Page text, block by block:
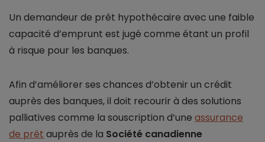
Un demandeur de prêt hypothécaire avec une faible
capacité d’emprunt est jugé comme étant un profil
à risque pour les banques.
Afin d’améliorer ses chances d’obtenir un crédit
auprès des banques, il doit recourir à des solutions
palliatives comme la souscription d’une assurance
de prêt auprès de la Société canadienne